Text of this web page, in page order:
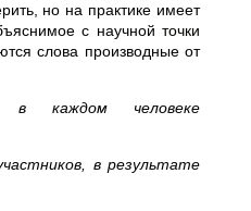
но на практике имеет
с научной точки
слова производные от
каждом человеке
в результате